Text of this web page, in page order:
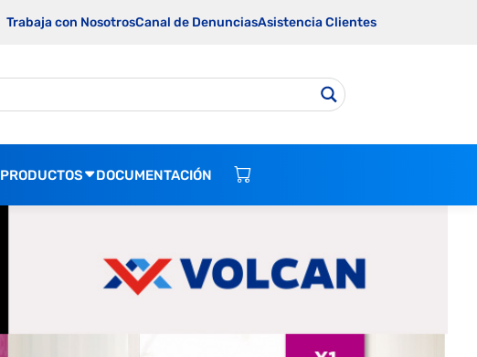
Trabaja con NosotrosCanal de DenunciasAsistencia Clientes
PRODUCTOS DOCUMENTACIÓN